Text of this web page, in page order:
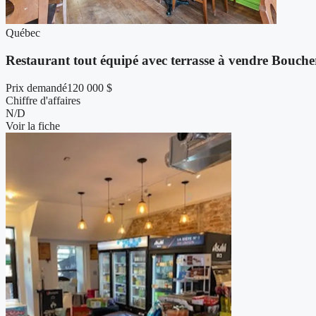
Québec
Restaurant tout équipé avec terrasse à vendre
Prix demandé120 000 $
Chiffre d'affaires
N/D
Voir la fiche